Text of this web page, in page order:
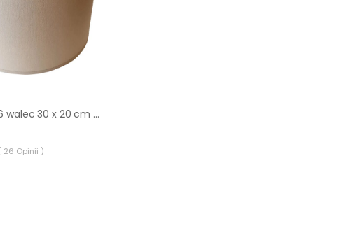
Abażur 9976 walec 30 x 20 cm tkanina beżowy E27 TK LIGHTING
26 Opinii )